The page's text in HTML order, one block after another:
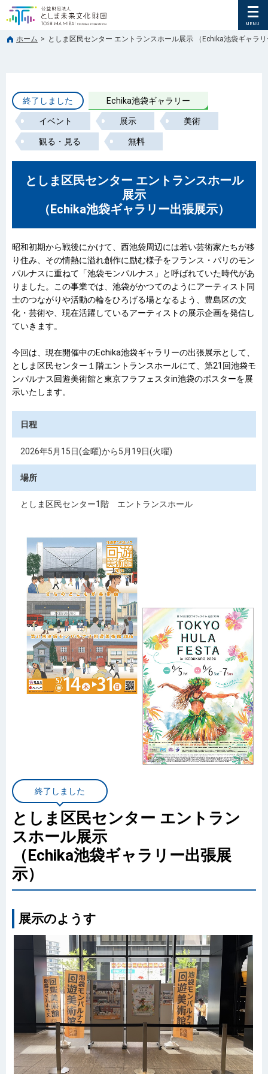
ホーム > としま区民センター エントランスホール展示 （Echika池袋ギャラ
終了しました Echika池袋ギャラリー
イベント 展示 美術
観る・見る 無料
としま区民センター エントランスホール
展示
（Echika池袋ギャラリー出張展示）
昭和初期から戦後にかけて、西池袋周辺には若い芸術家たちが移
り住み、その情熱に溢れ創作に励む様子をフランス・パリのモン
パルナスに重ねて「池袋モンパルナス」と呼ばれていた時代があ
りました。この事業では、池袋がかつてのようにアーティスト同
士のつながりや活動の輪をひろげる場となるよう、豊島区の文
化・芸術や、現在活躍しているアーティストの展示企画を発信し
ていきます。
今回は、現在開催中のEchika池袋ギャラリーの出張展示として、
としま区民センター１階エントランスホールにて、第21回池袋モ
ンパルナス回遊美術館と東京フラフェスタin池袋のポスターを展
示いたします。
日程
2026年5月15日(金曜)から5月19日(火曜)
場所
としま区民センター1階 エントランスホール
終了しました
としま区民センター エントラン
スホール展示
（Echika池袋ギャラリー出張展
示）
展示のようす